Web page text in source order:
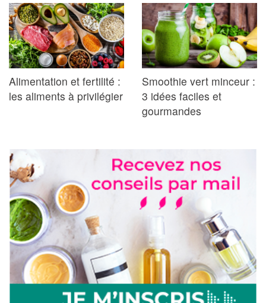
Alimentation et fertilité :
les aliments à privilégier
Smoothie vert minceur :
3 idées faciles et
gourmandes